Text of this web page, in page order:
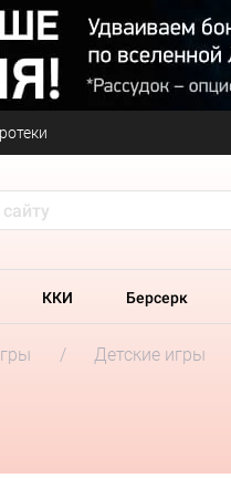
ККИ Берсерк
Детские игры